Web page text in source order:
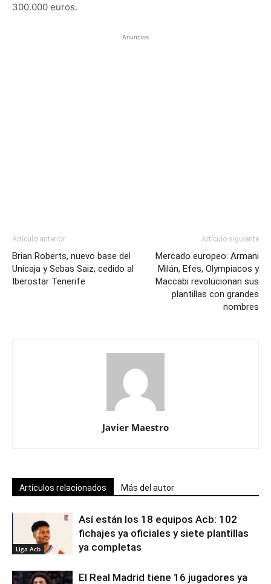
300.000 euros.
Anuncios
Artículo anterior
Brian Roberts, nuevo base del
Unicaja y Sebas Saiz, cedido al
Iberostar Tenerife
Artículo siguiente
Mercado europeo: Armani
Milán, Efes, Olympiacos y
Maccabi revolucionan sus
plantillas con grandes
nombres
Javier Maestro
Artículos relacionados Más del autor
Liga Acb
Así están los 18 equipos Acb: 102
fichajes ya oficiales y siete plantillas
ya completas
El Real Madrid tiene 16 jugadores ya